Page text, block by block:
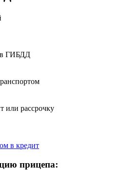
ГИБДД
или рассрочку
в кредит
прицепа: